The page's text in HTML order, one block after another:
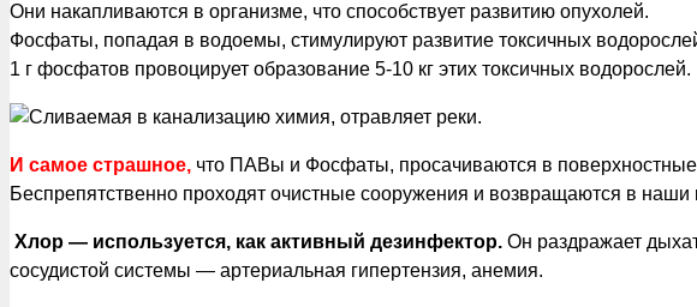
Они накапливаются в организме, что способствует развитию опухолей.
Фосфаты, попадая в водоемы, стимулируют развитие токсичных
1 г фосфатов провоцирует образование 5-10 кг этих токсичных водорослей.
И самое страшное, что ПАВы и Фосфаты, просачиваются в поверхностные
Беспрепятственно проходят очистные сооружения и возвращаются в наши
Хлор — используется, как активный дезинфектор. Он раздражает
сосудистой системы — артериальная гипертензия, анемия.